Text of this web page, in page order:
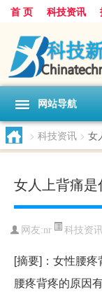
首 页 科技资讯
网站导航
> 科技资讯 > 女
女人上背痛是
网友:nr 科技资
[摘要]：女性腰
腰疼背疼的原因